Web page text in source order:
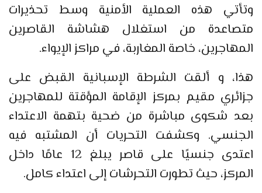
وتأتي هذه العملية الأمنية وسط تحذيرات
متصاعدة من استغلال هشاشة القاصرين
المهاجرين، خاصة المغاربة، في مراكز الإيواء.
هذا، و ألقت الشرطة الإسبانية القبض على
جزائري مقيم بمركز الإقامة المؤقتة للمهاجرين
بعد شكوى مباشرة من ضحية بتهمة الاعتداء
الجنسي. وكشفت التحريات أن المشتبه فيه
اعتدى جنسيًا على قاصر يبلغ 12 عامًا داخل
المركز، حيث تطورت التحرشات إلى اعتداء كامل.